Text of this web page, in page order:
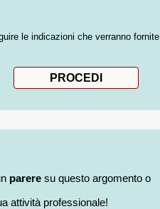
le indicazioni che verranno fornite
pareresu questo argomento o
attività professionale!